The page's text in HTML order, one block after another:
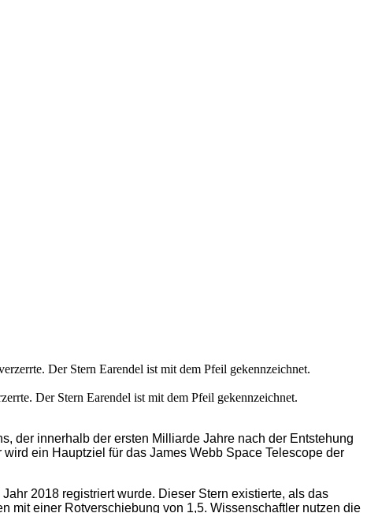
Der Stern Earendel ist mit dem Pfeil gekennzeichnet.
der innerhalb der ersten Milliarde Jahre nach der Entstehung
ein Hauptziel für das James Webb Space Telescope der
2018 registriert wurde. Dieser Stern existierte, als das
mit einer Rotverschiebung von 1,5. Wissenschaftler nutzen die